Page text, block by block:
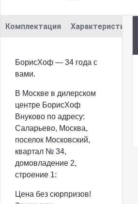
Комплектация Характеристики
БорисХоф — 34 года с
вами.
В Москве в дилерском
центре БорисХоф
Внуково по адресу:
Саларьево, Москва,
поселок Московский,
квартал № 34,
домовладение 2,
строение 1:
Цена без сюрпризов!